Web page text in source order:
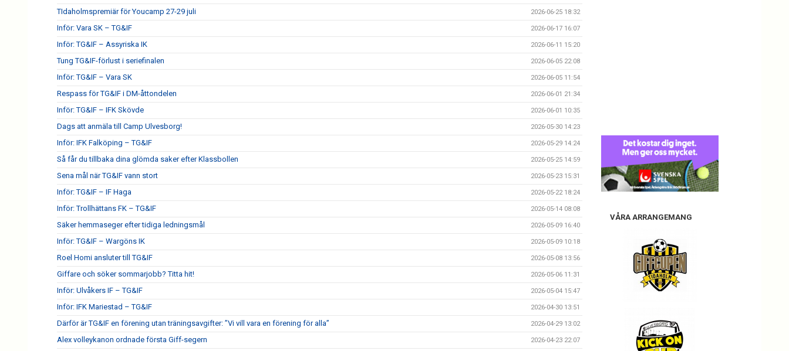
TIdaholmspremiär för Youcamp 27-29 juli 2026-06-25 18:32
Inför: Vara SK – TG&IF 2026-06-17 16:07
Inför: TG&IF – Assyriska IK 2026-06-11 15:20
Tung TG&IF-förlust i seriefinalen 2026-06-05 22:08
Inför: TG&IF – Vara SK 2026-06-05 11:54
Respass för TG&IF i DM-åttondelen 2026-06-01 21:34
Inför: TG&IF – IFK Skövde 2026-06-01 10:35
Dags att anmäla till Camp Ulvesborg! 2026-05-30 14:23
Inför: IFK Falköping – TG&IF 2026-05-29 14:24
Så får du tillbaka dina glömda saker efter Klassbollen 2026-05-25 14:59
Sena mål när TG&IF vann stort 2026-05-23 15:31
Inför: TG&IF – IF Haga 2026-05-22 18:24
Inför: Trollhättans FK – TG&IF 2026-05-14 08:08
Säker hemmaseger efter tidiga ledningsmål 2026-05-09 16:40
Inför: TG&IF – Wargöns IK 2026-05-09 10:18
Roel Homi ansluter till TG&IF 2026-05-08 13:56
Giffare och söker sommarjobb? Titta hit! 2026-05-06 11:31
Inför: Ulvåkers IF – TG&IF 2026-05-04 15:47
Inför: IFK Mariestad – TG&IF 2026-04-30 13:51
Därför är TG&IF en förening utan träningsavgifter: ”Vi vill vara en förening för alla” 2026-04-29 13:02
Alex volleykanon ordnade första Giff-segern 2026-04-23 22:07
VÅRA ARRANGEMANG